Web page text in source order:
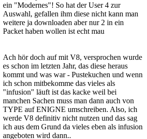
ein "Modernes"! So hat der User 4 zur
Auswahl, gefallen ihm diese nicht kann man
weitere ja downloaden aber nur 2 in ein
Packet haben wollen ist echt mau
Ach hör doch auf mit V8, versprochen wurde
es schon im letzten Jahr, das diese heraus
kommt und was war - Pustekuchen und wenn
ich schon mitbekomme das vieles als
"infusion" läuft ist das kacke weil bei
manchen Sachen muss man dann auch von
TYPE auf ENIGNE umschreiben. Also, ich
werde V8 definitiv nicht nutzen und das sag
ich aus dem Grund da vieles eben als infusion
angeboten wird dann..